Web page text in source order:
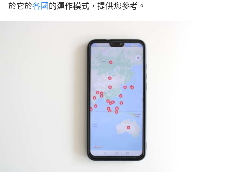
於它於各國的運作模式， 提供您參考。